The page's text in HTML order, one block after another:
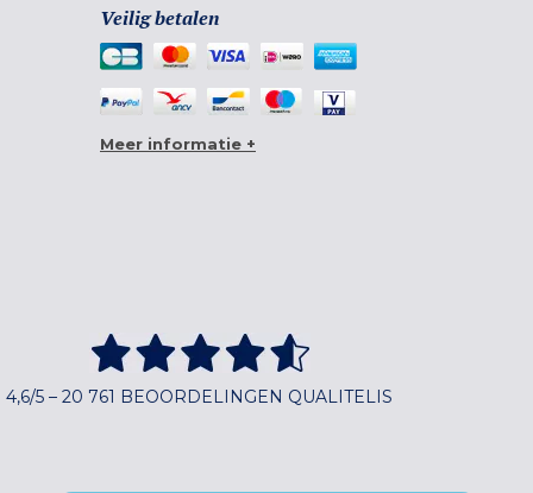
Veilig betalen
Meer informatie +
4,6/5 – 20 761 BEOORDELINGEN QUALITELIS